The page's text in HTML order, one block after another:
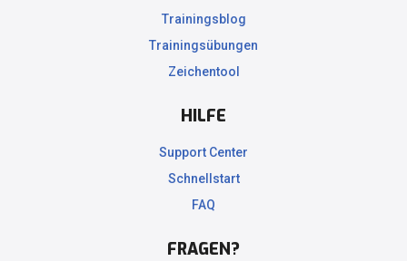
Trainingsblog
Trainingsübungen
Zeichentool
HILFE
Support Center
Schnellstart
FAQ
FRAGEN?